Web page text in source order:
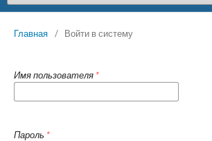
Главная / Войти в систему
Имя пользователя *
Пароль *